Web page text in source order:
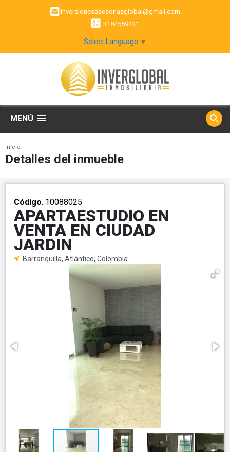
inversionesasesoriasglobal@gmail.com
3184559431
Select Language ▼
MENÚ
Inicio
Detalles del inmueble
Código. 10088025
APARTAESTUDIO EN
VENTA EN CIUDAD
JARDIN
Barranquilla, Atlántico, Colombia